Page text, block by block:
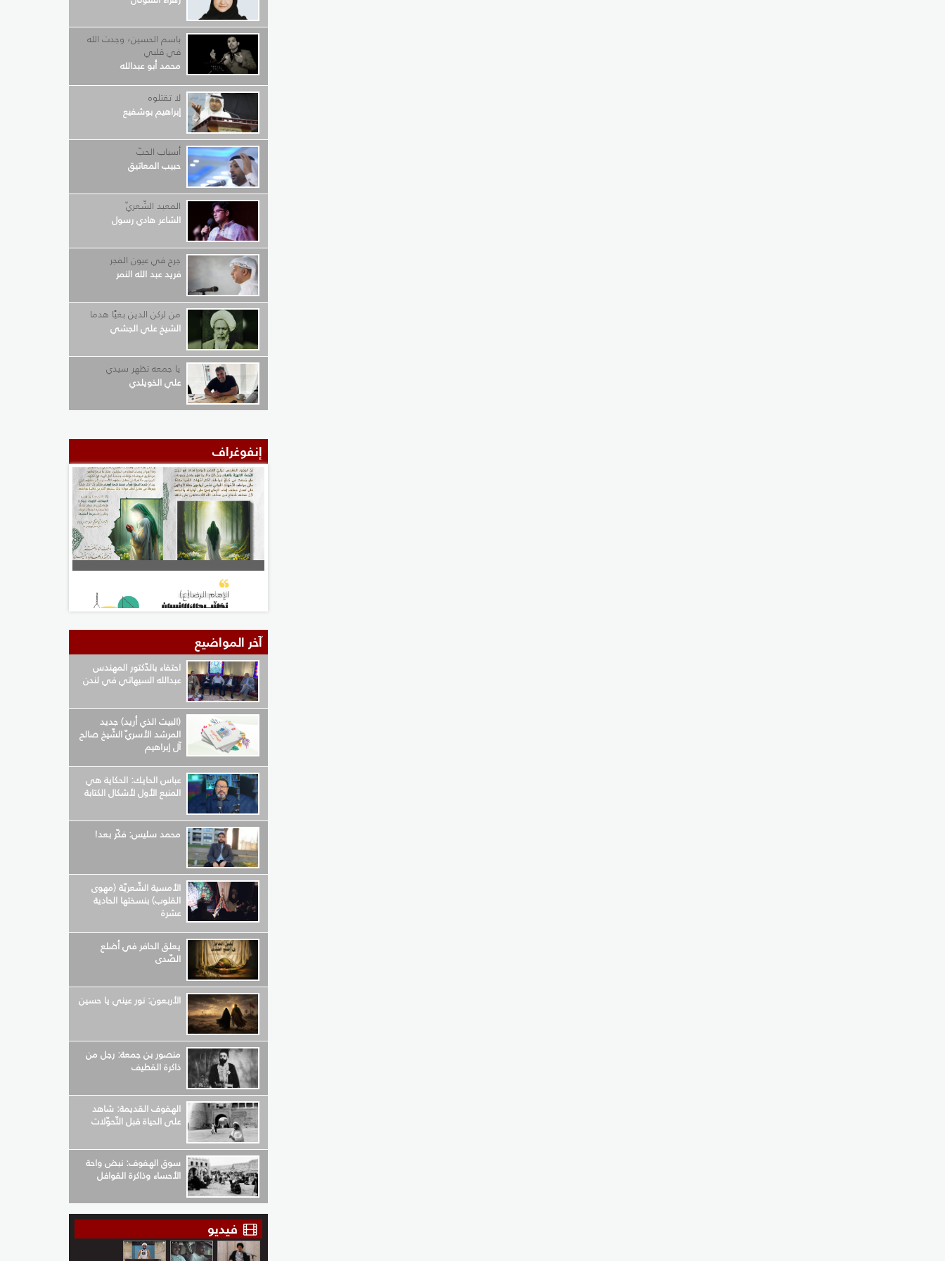
باسم الحسين؛ وجدت الله
في قلبي
محمد أبو عبدالله
لا تقتلوه
إبراهيم بوشفيع
أسباب الحبّ
حبيب المعاتيق
المعبد الشّعريّ
الشاعر هادي رسول
جرح في عيون الفجر
فريد عبد الله النمر
من لركن الدين بغيًا هدما
الشيخ علي الجشي
يا جمعه تظهر سيدي
علي الخويلدي
إنفوغراف
آخر المواضيع
احتفاء بالدّكتور المهندس
عبدالله السيهاتي في لندن
(البيت الذي أريد) جديد
المرشد الأسريّ الشّيخ صالح
آل إبراهيم
عباس الحايك: الحكاية هي
المنبع الأول لأشكال الكتابة
محمد سليس: فكّر بعد!
الأمسية الشّعريّة (مهوى
القلوب) بنسختها الحادية
عشرة
يعلق الحافر في أضلع
الصّدى
الأربعون: نور عيني يا حسين
منصور بن جمعة: رجل من
ذاكرة القطيف
الهفوف القديمة: شاهد
على الحياة قبل التّحوّلات
سوق الهفوف: نبض واحة
الأحساء وذاكرة القوافل
فيديو